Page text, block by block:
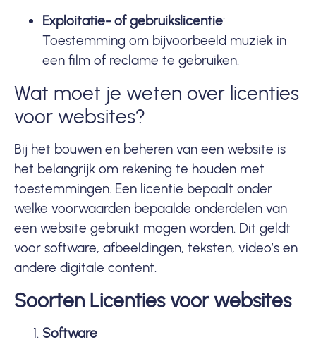
Exploitatie- of gebruikslicentie:
Toestemming om bijvoorbeeld muziek in
een film of reclame te gebruiken.
Wat moet je weten over licenties
voor websites?
Bij het bouwen en beheren van een website is
het belangrijk om rekening te houden met
toestemmingen. Een licentie bepaalt onder
welke voorwaarden bepaalde onderdelen van
een website gebruikt mogen worden. Dit geldt
voor software, afbeeldingen, teksten, video’s en
andere digitale content.
Soorten Licenties voor websites
Software